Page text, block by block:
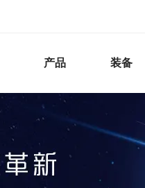
产品 装备